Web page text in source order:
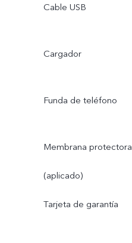
Cable USB
Cargador
Funda de teléfono
Membrana protectora
(aplicado)
Tarjeta de garantía